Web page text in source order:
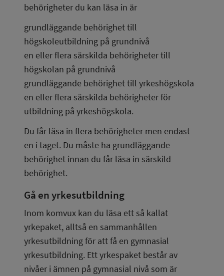
behörigheter du kan läsa in är
grundläggande behörighet till
högskoleutbildning på grundnivå
en eller flera särskilda behörigheter till
högskolan på grundnivå
grundläggande behörighet till yrkeshögskola
en eller flera särskilda behörigheter för
utbildning på yrkeshögskola.
Du får läsa in flera behörigheter men endast
en i taget. Du måste ha grundläggande
behörighet innan du får läsa in särskild
behörighet.
Gå en yrkesutbildning
Inom komvux kan du läsa ett så kallat
yrkepaket, alltså en sammanhållen
yrkesutbildning för att få en gymnasial
yrkesutbildning. Ett yrkespaket består av
nivåer i ämnen på gymnasial nivå som är